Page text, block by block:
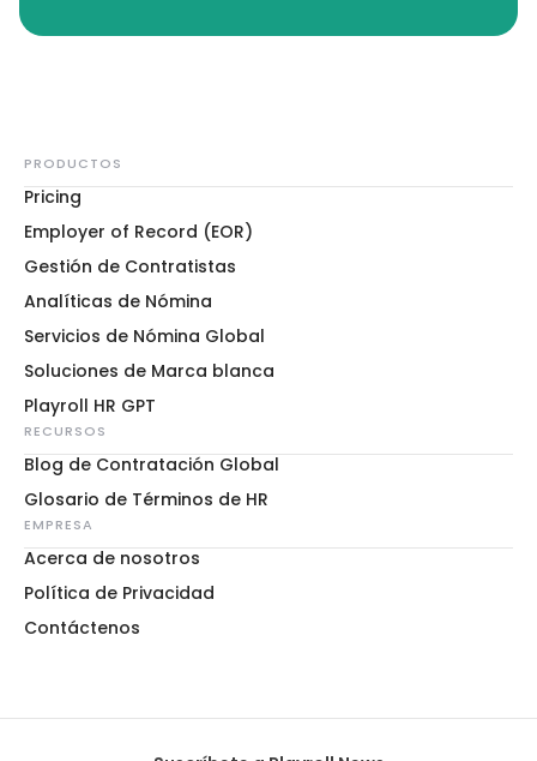
PRODUCTOS
Pricing
Employer of Record (EOR)
Gestión de Contratistas
Analíticas de Nómina
Servicios de Nómina Global
Soluciones de Marca blanca
Playroll HR GPT
RECURSOS
Blog de Contratación Global
Glosario de Términos de HR
EMPRESA
Acerca de nosotros
Política de Privacidad
Contáctenos